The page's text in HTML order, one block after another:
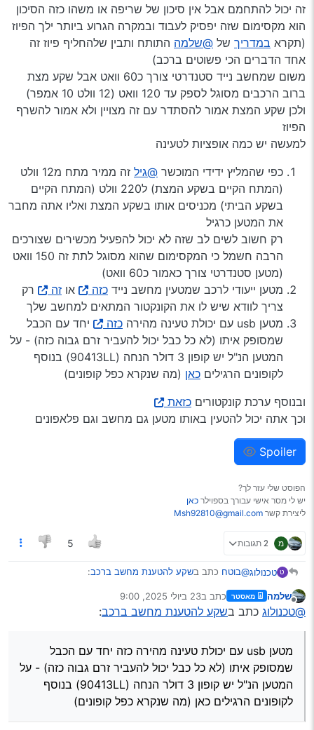
זה יכול להתחמם אבל אין סיכון של שריפה או משהו כזה הסיכון
הוא מקסימום שזה יפסיק לעבוד ובמקרה הגרוע ביותר ילך הפיוז
(תקרא במדריך של @שלמה התותח ותבין שלהחליף פיוז זה
אחד הדברים הכי פשוטים ברכב)
משום שמחשב נייד סטנדרטי צורך כ60 וואט אבל שקע מצת
ברוב הרכבים מסוגל לספק עד 120 וואט (12 וולט 10 אמפר)
ולכן שקע המצת אמור להסתדר עם זה מצויין ולא אמור להשרף
הפיוז
למעשה יש כמה אופציות לטעינה
כפי שהמליץ ידידי המוכשר @גיל
זה ממיר מתח מ12 וולט
(המתח הקיים בשקע המצת) ל220 וולט (המתח הקיים
בשקע הביתי) מכניסים אותו בשקע המצת ואליו אתה מחבר
את המטען כרגיל
רק חשוב לשים לב שזה לא יכול להפעיל מכשירים שצורכים
הרבה חשמל כי המקסימום שהוא מסוגל לתת זה 150 וואט
(מטען סטנדרטי צורך כאמור כ60 וואט)
מטען ייעודי לרכב שמטעין מחשב נייד כזה או זה
רק
צריך לוודא שיש לו את הקונקטור המתאים למחשב שלך
מטען usb עם יכולת טעינה מהירה
כזה
יחד עם הכבל
שמסופק איתו (לא כל כבל יכול להעביר זרם גבוה כזה) - על
המטען הנ"ל יש קופון 3 דולר הנחה (90413LL) בנוסף
לקופונים הרגילים כאן (מה שנקרא כפל קופונים)
ובנוסף ערכת קונקטורים כזאת
וכך אתה יכול להטעין באותו מטען גם מחשב וגם פלאפונים
Spoiler
הפוסט שלי עזר לך?
יש לי מסר אישי עבורך בספוילר כאן
ליצירת קשר Msh92810@gmail.com
מ 2 תגובות 5
ט טכנולוג@בוטח כתב בשקע להטענת מחשב ברכב:
האם יש מומלץ [גם מחו"ל]?
כן.
האם צריך התקנה?
מנותק
שלמה מאסטר כתב ב23 ביולי 2025, 9:00
נערך לאחרונה על ידי
@טכנולוג כתב בשקע להטענת מחשב ברכב:
מטען usb עם יכולת טעינה מהירה כזה יחד עם הכבל
שמסופק איתו (לא כל כבל יכול להעביר זרם גבוה כזה) - על
המטען הנ"ל יש קופון 3 דולר הנחה (90413LL) בנוסף
לקופונים הרגילים כאן (מה שנקרא כפל קופונים)